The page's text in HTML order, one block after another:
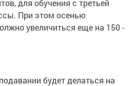
для обучения с третьей
При этом осенью
увеличиться еще на 150 -
будет делаться на